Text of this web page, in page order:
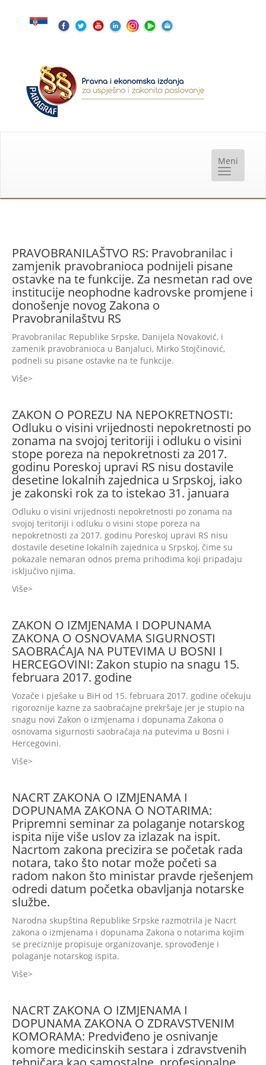
PRAVOBRANILAŠTVO RS: Pravobranilac i
zamjenik pravobranioca podnijeli pisane
ostavke na te funkcije. Za nesmetan rad ove
institucije neophodne kadrovske promjene i
donošenje novog Zakona o
Pravobranilaštvu RS
Pravobranilac Republike Srpske, Danijela Novaković, i
zamenik pravobranioca u Banjaluci, Mirko Stojčinović,
podneli su pisane ostavke na te funkcije.
Više
ZAKON O POREZU NA NEPOKRETNOSTI:
Odluku o visini vrijednosti nepokretnosti po
zonama na svojoj teritoriji i odluku o visini
stope poreza na nepokretnosti za 2017.
godinu Poreskoj upravi RS nisu dostavile
desetine lokalnih zajednica u Srpskoj, iako
je zakonski rok za to istekao 31. januara
Odluku o visini vrijednosti nepokretnosti po zonama na
svojoj teritoriji i odluku o visini stope poreza na
nepokretnosti za 2017. godinu Poreskoj upravi RS nisu
dostavile desetine lokalnih zajednica u Srpskoj, čime su
pokazale nemaran odnos prema prihodima koji pripadaju
isključivo njima.
Više
ZAKON O IZMJENAMA I DOPUNAMA
ZAKONA O OSNOVAMA SIGURNOSTI
SAOBRAĆAJA NA PUTEVIMA U BOSNI I
HERCEGOVINI: Zakon stupio na snagu 15.
februara 2017. godine
Vozače i pješake u BiH od 15. februara 2017. godine očekuju
rigoroznije kazne za saobraćajne prekršaje jer je stupio na
snagu novi Zakon o izmjenama i dopunama Zakona o
osnovama sigurnosti saobraćaja na putevima u Bosni i
Hercegovini.
Više
NACRT ZAKONA O IZMJENAMA I
DOPUNAMA ZAKONA O NOTARIMA:
Pripremni seminar za polaganje notarskog
ispita nije više uslov za izlazak na ispit.
Nacrtom zakona precizira se početak rada
notara, tako što notar može početi sa
radom nakon što ministar pravde rješenjem
odredi datum početka obavljanja notarske
službe.
Narodna skupština Republike Srpske razmotrila je Nacrt
zakona o izmjenama i dopunama Zakona o notarima kojim
se preciznije propisuje organizovanje, sprovođenje i
polaganje notarskog ispita.
Više
NACRT ZAKONA O IZMJENAMA I
DOPUNAMA ZAKONA O ZDRAVSTVENIM
KOMORAMA: Predviđeno je osnivanje
komore medicinskih sestara i zdravstvenih